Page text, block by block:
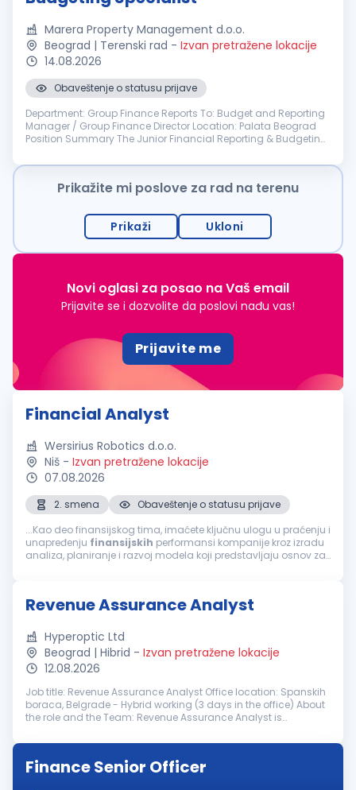
Marera Property Management d.o.o.
Beograd | Terenski rad - Izvan pretražene lokacije
14.08.2026
Obaveštenje o statusu prijave
Department: Group Finance Reports To: Budget and Reporting
Manager / Group Finance Director Location: Palata Beograd
Position Summary The Junior Financial Reporting & Budgeting
consolidat...
Prikažite mi poslove za rad na terenu
Prikaži Ukloni
Novi oglasi za posao na Vaš email
Prijavite se i dozvolite da poslovi nađu vas!
Prijavite me
Financial Analyst
Wersirius Robotics d.o.o.
Niš - Izvan pretražene lokacije
07.08.2026
2. smena
Obaveštenje o statusu prijave
...Kao deo finansijskog tima, imaćete ključnu ulogu u praćenju i
unapređenju finansijskih performansi kompanije kroz izradu
analiza, planiranje i razvoj modela koji predstavljaju osnov za
Revenue Assurance Analyst
Hyperoptic Ltd
Beograd | Hibrid - Izvan pretražene lokacije
12.08.2026
Job title: Revenue Assurance Analyst Office location: Spanskih
boraca, Belgrade - Hybrid working (3 days in the office) About
the role and the Team: Revenue Assurance Analyst is
and mitigating...
Finance Senior Officer